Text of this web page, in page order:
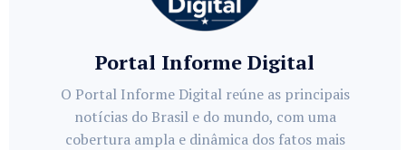
Portal Informe Digital
O Portal Informe Digital reúne as principais
notícias do Brasil e do mundo, com uma
cobertura ampla e dinâmica dos fatos mais